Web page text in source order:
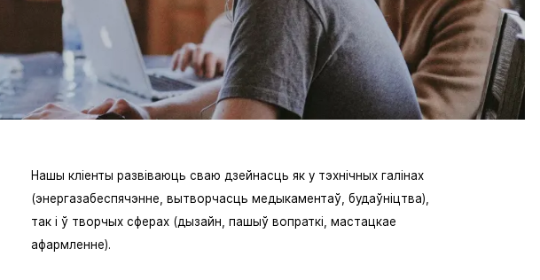
Нашы кліенты развіваюць сваю дзейнасць як у тэхнічных галінах
(энергазабеспячэнне, вытворчасць медыкаментаў, будаўніцтва),
так і ў творчых сферах (дызайн, пашыў вопраткі, мастацкае
афармленне).